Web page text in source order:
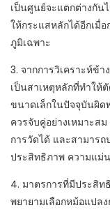
เป็นศูนย์จะแตกต่างกัน
ให้กระแสหลักได้อีกเมื่
ภูมิเฉพาะ
3. จากการวิเคราะห์ข้
เป็นสาเหตุหลักที่ทำให้
ขนาดเล็กในปัจจุบันผิด
ควรจับคู่อย่างเหมาะส
การวัดได้ และสามารถ
ประสิทธิภาพ ความแม่น
4. มาตรการที่มีประสิท
พยายามเลือกหม้อแปล